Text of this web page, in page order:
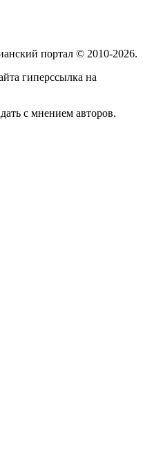
портал © 2010-2026.
гиперссылка на
с мнением авторов.